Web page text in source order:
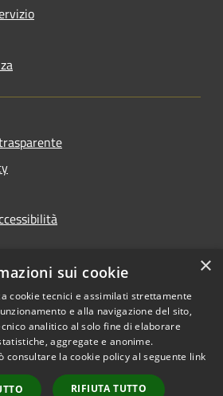
Copyright © 2026 • Comune di
Buccinasco • Powered by
Municipium•Accesso
redazione
×
sui cookie
cookie tecnici e assimilati strettamente
e alla navigazione del sito,
analitico al solo fine di elaborare
aggregate e anonime.
consultare la cookie policy al seguente link
RIFIUTA TUTTO